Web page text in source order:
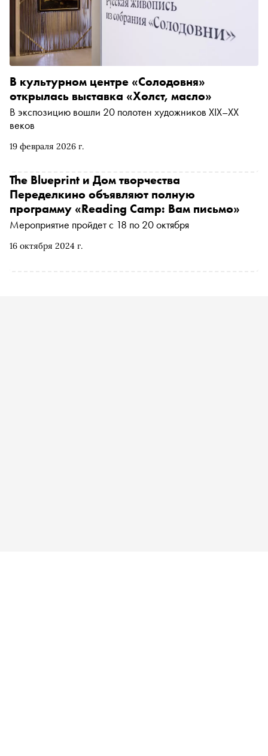
19 февраля 2026 г.
В культурном центре «Солодовня»
открылась выставка «Холст, масло»
В экспозицию вошли 20 полотен художников XIX–XX
веков
16 октября 2024 г.
The Blueprint и Дом творчества
Переделкино объявляют полную
программу «Reading Camp: Вам письмо»
Мероприятие пройдет с 18 по 20 октября